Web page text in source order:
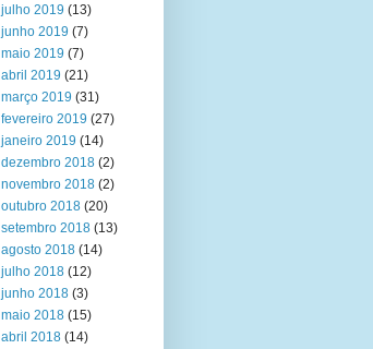
julho 2019 (13)
junho 2019 (7)
maio 2019 (7)
abril 2019 (21)
março 2019 (31)
fevereiro 2019 (27)
janeiro 2019 (14)
dezembro 2018 (2)
novembro 2018 (2)
outubro 2018 (20)
setembro 2018 (13)
agosto 2018 (14)
julho 2018 (12)
junho 2018 (3)
maio 2018 (15)
abril 2018 (14)